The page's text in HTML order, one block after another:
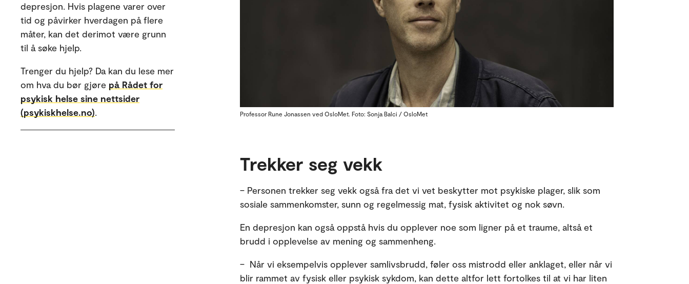
depresjon. Hvis plagene varer over
tid og påvirker hverdagen på flere
måter, kan det derimot være grunn
til å søke hjelp.
Trenger du hjelp? Da kan du lese mer
om hva du bør gjøre på Rådet for
psykisk helse sine nettsider
(psykiskhelse.no). Professor Rune Jonassen ved OsloMet. Foto: Sonja Balci / OsloMet
Trekker seg vekk
– Personen trekker seg vekk også fra det vi vet beskytter mot psykiske plager, slik som
sosiale sammenkomster, sunn og regelmessig mat, fysisk aktivitet og nok søvn.
En depresjon kan også oppstå hvis du opplever noe som ligner på et traume, altså et
brudd i opplevelse av mening og sammenheng.
– Når vi eksempelvis opplever samlivsbrudd, føler oss mistrodd eller anklaget, eller når vi
blir rammet av fysisk eller psykisk sykdom, kan dette altfor lett fortolkes til at vi har liten